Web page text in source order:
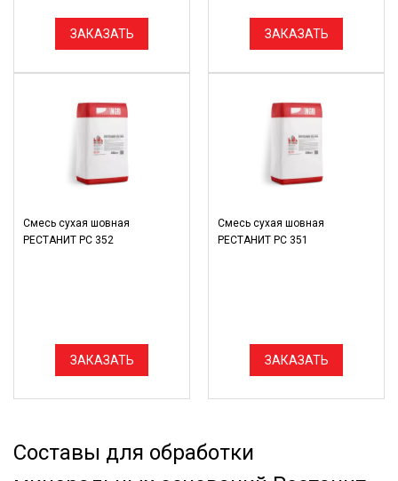
ЗАКАЗАТЬ ЗАКАЗАТЬ
Смесь сухая шовная
РЕСТАНИТ РС 352
ЗАКАЗАТЬ
Смесь сухая шовная
РЕСТАНИТ РС 351
ЗАКАЗАТЬ
Составы для обработки